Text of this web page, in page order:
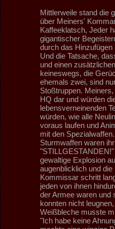
Mittlerweile stand die
über Meiners'
Kaffeeklatsch, Jeder
gigantischer
durch das Hinzufügen
Und die Tatsache,
und einen
keineswegs, die
ehemals zwei, sind
Stoßtruppen.
HQ dar und würden
lebensverneinenden
würden, wie alle
voraus laufen und
mit den
Sturmwaffen waren
gewaltige Explosion
augenblicklich und
Kommissar schritt
jeden von ihnen
der Armee waren und
konnten nicht
Weißbleche musste
"Ich habe keine